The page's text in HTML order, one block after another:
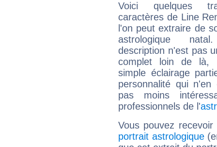
Voici quelques
caractères de Line
l'on peut extraire de
astrologique
description n'est pas
complet loin de là,
simple éclairage
personnalité qui n'en
pas moins
professionnels de l'
Vous pouvez
portrait astrologique